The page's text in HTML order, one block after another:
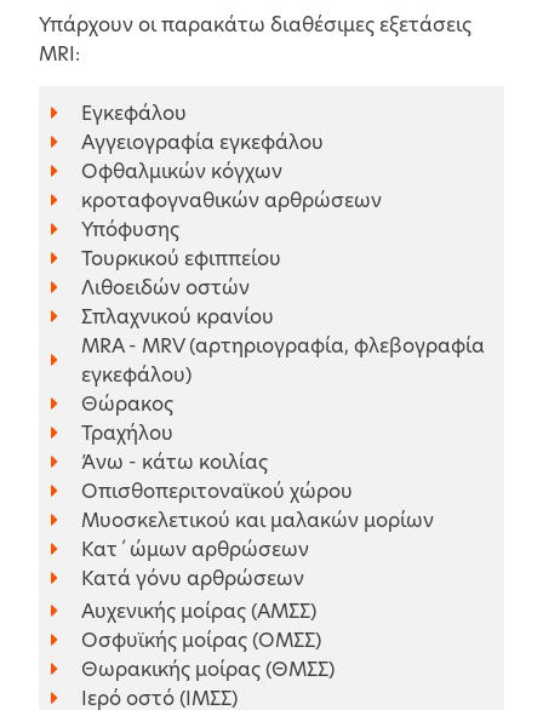
Υπάρχουν οι παρακάτω διαθέσιμες εξετάσεις
MRI:
Εγκεφάλου
Αγγειογραφία εγκεφάλου
Οφθαλμικών κόγχων
κροταφογναθικών αρθρώσεων
Υπόφυσης
Τουρκικού εφιππείου
Λιθοειδών οστών
Σπλαχνικού κρανίου
MRA - MRV (αρτηριογραφία, φλεβογραφία
εγκεφάλου)
Θώρακος
Τραχήλου
Άνω - κάτω κοιλίας
Οπισθοπεριτοναϊκού χώρου
Μυοσκελετικού και μαλακών μορίων
Κατ΄ώμων αρθρώσεων
Κατά γόνυ αρθρώσεων
Αυχενικής μοίρας (ΑΜΣΣ)
Οσφυϊκής μοίρας (ΟΜΣΣ)
Θωρακικής μοίρας (ΘΜΣΣ)
Ιερό οστό (ΙΜΣΣ)